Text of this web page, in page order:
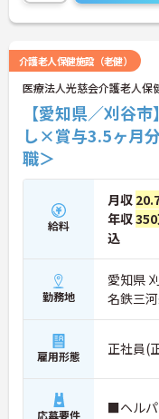
介護老人保健施設（老健）
医療法人光慈会介護老人保
【愛知県／刈谷
し×賞与3.5ヶ月
職＞
給料
月収
年収
込
勤務地
愛知県
名鉄三
雇用形態 正社員(
応募要件 ■ヘルパ